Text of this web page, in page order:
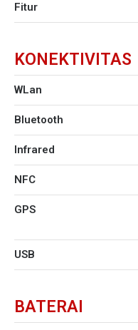
Fitur
KONEKTIVITAS
WLan
Bluetooth
Infrared
NFC
GPS
USB
BATERAI